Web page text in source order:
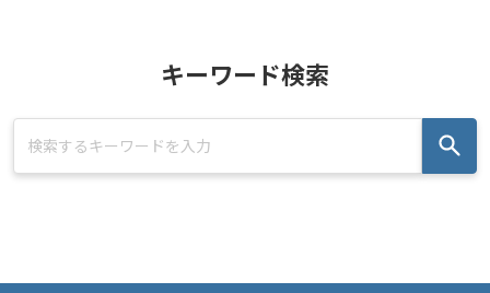
キーワード検索